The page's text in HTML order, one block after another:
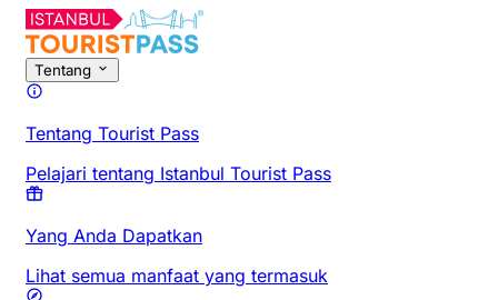
Tentang
Tentang Tourist Pass
Pelajari tentang Istanbul Tourist Pass
Yang Anda Dapatkan
Lihat semua manfaat yang termasuk